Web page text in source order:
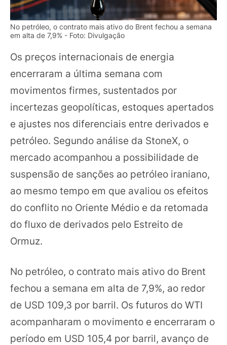
No petróleo, o contrato mais ativo do Brent fechou a semana
em alta de 7,9% - Foto: Divulgação
Os preços internacionais de energia
encerraram a última semana com
movimentos firmes, sustentados por
incertezas geopolíticas, estoques apertados
e ajustes nos diferenciais entre derivados e
petróleo. Segundo análise da StoneX, o
mercado acompanhou a possibilidade de
suspensão de sanções ao petróleo iraniano,
ao mesmo tempo em que avaliou os efeitos
do conflito no Oriente Médio e da retomada
do fluxo de derivados pelo Estreito de
Ormuz.
No petróleo, o contrato mais ativo do Brent
fechou a semana em alta de 7,9%, ao redor
de USD 109,3 por barril. Os futuros do WTI
acompanharam o movimento e encerraram o
período em USD 105,4 por barril, avanço de